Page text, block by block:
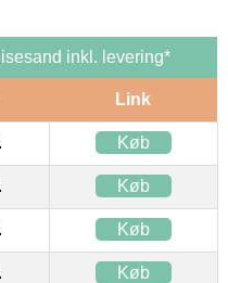
inkl. levering*
Link
Køb
Køb
Køb
Køb